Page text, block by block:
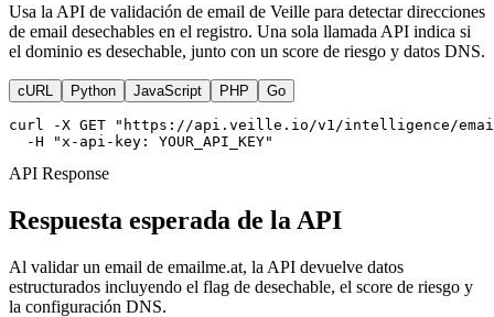
Usa la API de validación de email de Veille para detectar direcciones
de email desechables en el registro. Una sola llamada API indica si
el dominio es desechable, junto con un score de riesgo y datos DNS.
cURL Python JavaScript PHP Go
curl -X GET "https://api.veille.io/v1/intelligence/
  -H "x-api-key: YOUR_API_KEY"
API Response
Respuesta esperada de la API
Al validar un email de emailme.at, la API devuelve datos
estructurados incluyendo el flag de desechable, el score de riesgo y
la configuración DNS.